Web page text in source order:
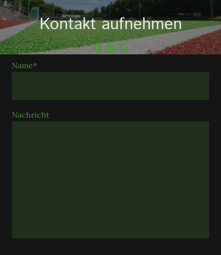
Kontakt aufnehmen
Name*
Nachricht